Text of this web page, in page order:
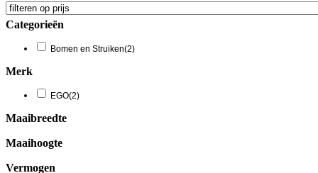
Categorieën
Bomen en Struiken(2)
Merk
EGO(2)
Maaibreedte
Maaihoogte
Vermogen